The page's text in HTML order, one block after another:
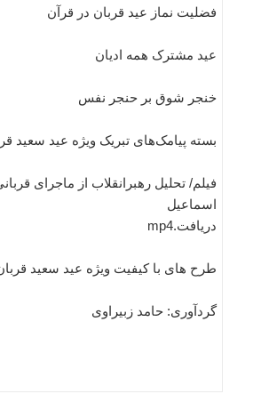
فضلیت نماز عید قربان در قرآن
عید مشترک همه ادیان
خنجر شوق بر حنجر نفس
بسته پیامک‌های تبریک ویژه عید سعید
فیلم/ تحلیل رهبرانقلاب از ماجرای
اسماعیل
دریافت.mp4
طرح های با کیفیت ویژه عید سعید
گردآوری: حامد زبیراوی